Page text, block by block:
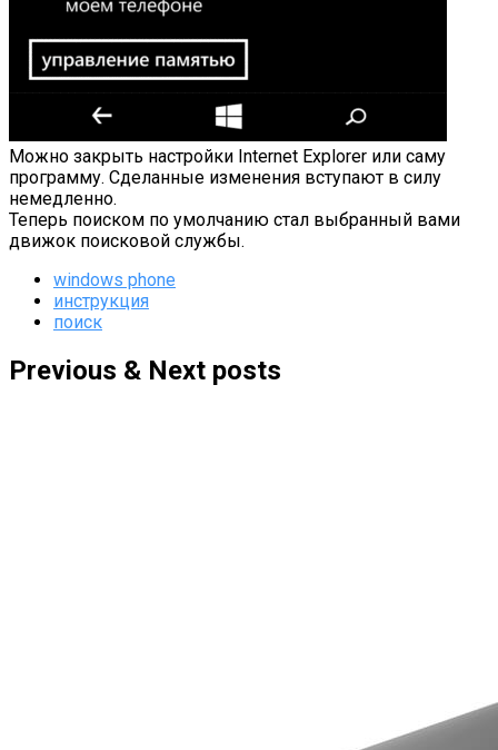
Можно закрыть настройки Internet Explorer или саму
программу. Сделанные изменения вступают в силу
немедленно.
Теперь поиском по умолчанию стал выбранный вами
движок поисковой службы.
windows phone
инструкция
поиск
Previous & Next posts